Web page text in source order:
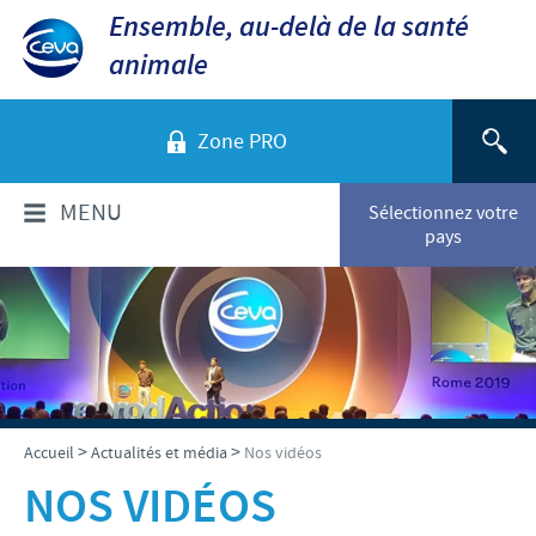
Ensemble, au-delà de la santé
animale
Zone PRO
Sélectionnez votre
pays
MENU
QUI SOMMES-NOUS?
Aperçu de la société
Ceva dans le monde
Ceva Santé Animale Tunisie
Production
PRODUITS
Volailles
ACTUALITÉS ET MÉDIA
Ceva News
RESPONSABILITÉS
Accueil >Actualités et média> Nos vidéos
NOS VIDÉOS